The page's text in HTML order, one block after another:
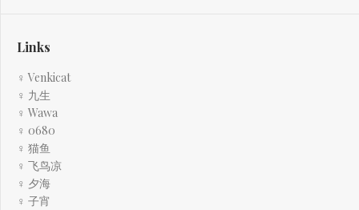
Links
♀ Venkicat
♀ 九生
♀ Wawa
♀ 0680
♀ 猫鱼
♀ 飞鸟凉
♀ 夕海
♀ 子宵